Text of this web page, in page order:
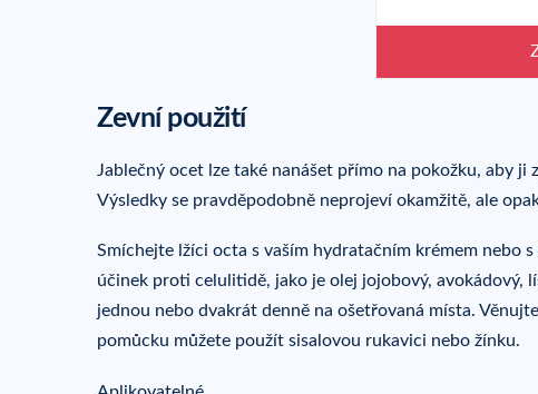
Zevní použití
Jablečný ocet lze také nanášet přímo na pokožku, aby
Výsledky se pravděpodobně neprojeví okamžitě, ale
Smíchejte lžíci octa s vaším hydratačním krémem
účinek proti celulitidě, jako je olej jojobový, avokádový,
jednou nebo dvakrát denně na ošetřovaná místa.
pomůcku můžete použít sisalovou rukavici nebo žínku.